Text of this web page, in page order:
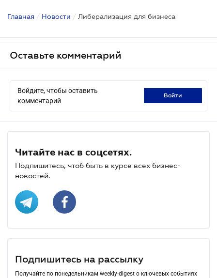
Главная / Новости / Либерализация для бизнеса
Оставьте комментарий
Войдите, чтобы оставить
комментарий
войти
Читайте нас в соцсетях.
Подпишитесь, чтоб быть в курсе всех бизнес-
новостей.
Подпишитесь на рассылку
Получайте по понедельникам weekly-digest о ключевых событиях